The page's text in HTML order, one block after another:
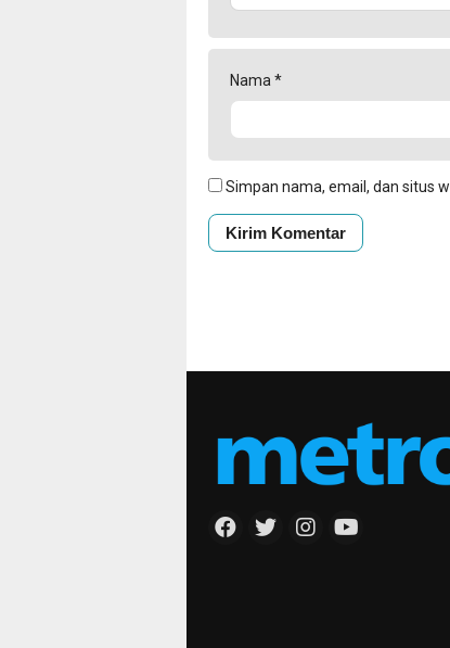
Nama *
Simpan nama, email, dan situs